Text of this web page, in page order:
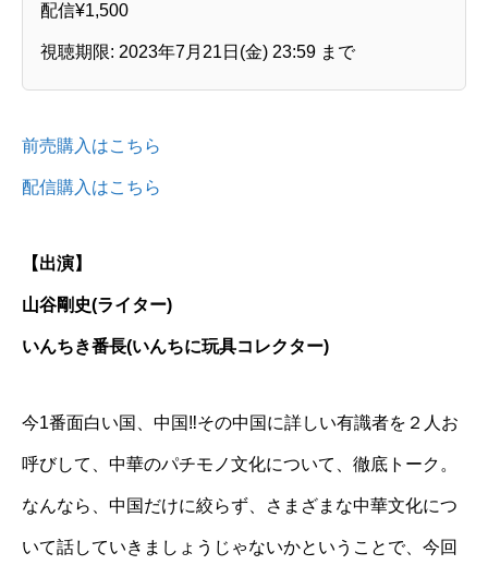
配信¥1,500
視聴期限: 2023年7月21日(金) 23:59 まで
前売購入はこちら
配信購入はこちら
【出演】
山谷剛史(ライター)
いんちき番長(いんちに玩具コレクター)
今1番面白い国、中国‼︎その中国に詳しい有識者を２人お
呼びして、中華のパチモノ文化について、徹底トーク。
なんなら、中国だけに絞らず、さまざまな中華文化につ
いて話していきましょうじゃないかということで、今回